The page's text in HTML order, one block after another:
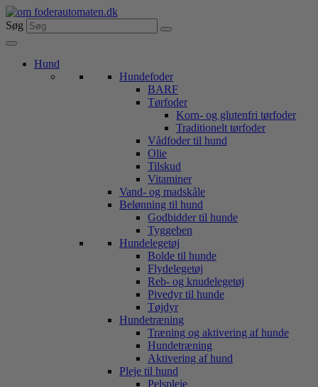
Videre
til
indhold
Søg
Hund
Hundefoder
BARF
Tørfoder
Korn- og glutenfri tørfoder
Traditionelt tørfoder
Vådfoder til hund
Olie
Tilskud
Vitaminer
Vand- og madskåle
Belønning til hund
Godbidder til hunde
Tyggeben
Hundelegetøj
Bolde til hunde
Flydelegetøj
Reb- og knudelegetøj
Pivedyr til hunde
Tøjdyr
Hundetræning
Træning og aktivering af hunde
Hundetræning
Aktivering af hund
Pleje til hund
Pelspleje